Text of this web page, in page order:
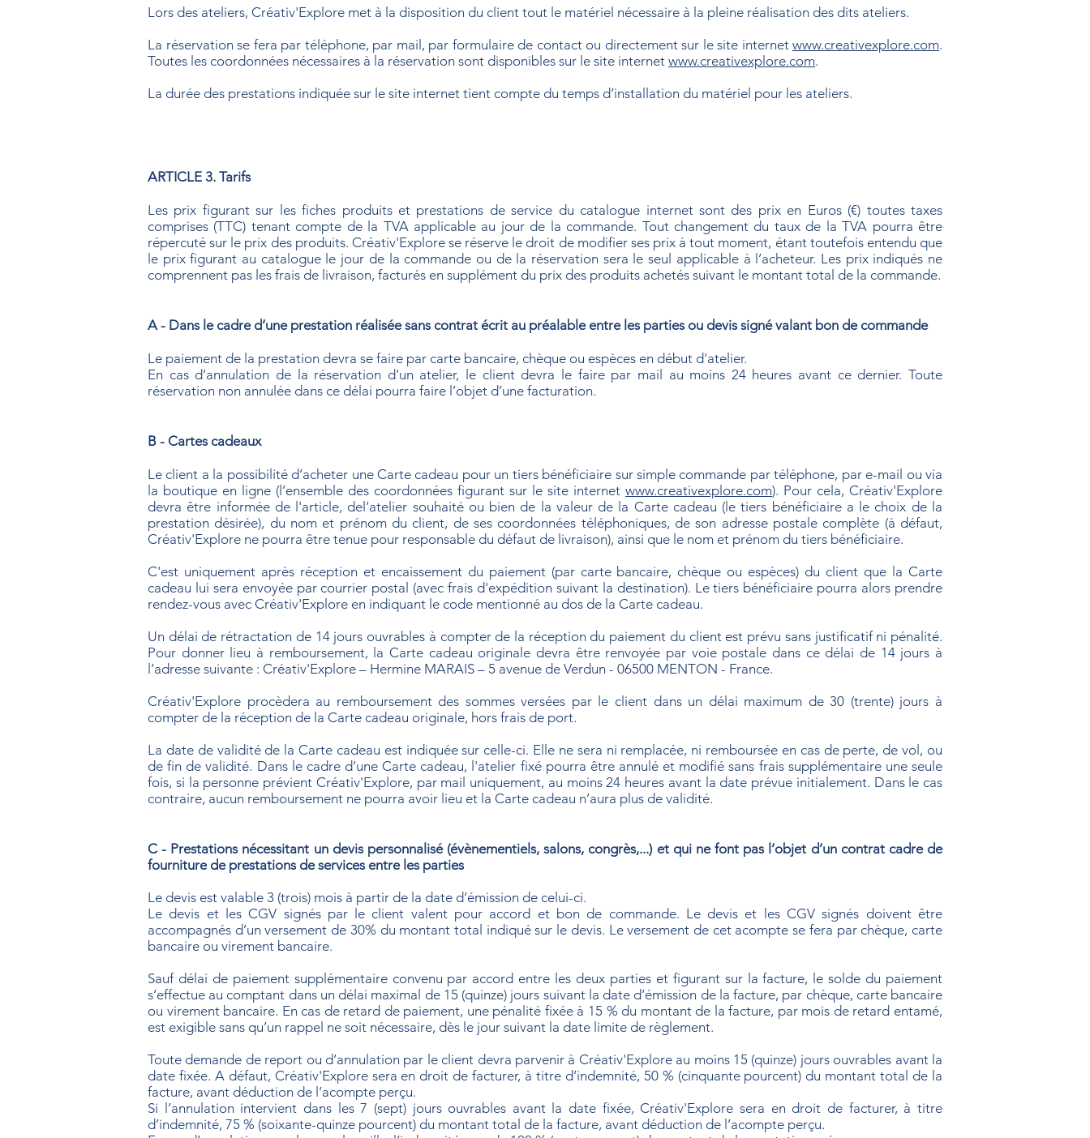
Lors des ateliers, Créativ'Explore met à la disposition du client tout le matériel nécessaire à la pleine réalisation des dits ateliers.
La réservation se fera par téléphone, par mail, par formulaire de contact ou directement sur le site internet www.creativexplore.com.
Toutes les coordonnées nécessaires à la réservation sont disponibles sur le site internet www.creativexplore.com.
La durée des prestations indiquée sur le site internet tient compte du temps d’installation du matériel pour les ateliers.
​ARTICLE 3. Tarifs
Les prix figurant sur les fiches produits et prestations de service du catalogue internet sont des prix en Euros (€) toutes taxes
comprises (TTC) tenant compte de la TVA applicable au jour de la commande. Tout changement du taux de la TVA pourra être
répercuté sur le prix des produits. Créativ'Explore se réserve le droit de modifier ses prix à tout moment, étant toutefois entendu que
le prix figurant au catalogue le jour de la commande ou de la réservation sera le seul applicable à l’acheteur. Les prix indiqués ne
comprennent pas les frais de livraison, facturés en supplément du prix des produits achetés suivant le montant total de la commande.
A - Dans le cadre d’une prestation réalisée sans contrat écrit au préalable entre les parties ou devis signé valant bon de commande
Le paiement de la prestation devra se faire par carte bancaire, chèque ou espèces en début d'atelier.
En cas d’annulation de la réservation d'un atelier, le client devra le faire par mail au moins 24 heures avant ce dernier. Toute
réservation non annulée dans ce délai pourra faire l’objet d’une facturation.
B - Cartes cadeaux
Le client a la possibilité d’acheter une Carte cadeau pour un tiers bénéficiaire sur simple commande par téléphone, par e-mail ou via
la boutique en ligne (l’ensemble des coordonnées figurant sur le site internet www.creativexplore.com). Pour cela, Créativ'Explore
devra être informée de l'article, del’atelier souhaité ou bien de la valeur de la Carte cadeau (le tiers bénéficiaire a le choix de la
prestation désirée), du nom et prénom du client, de ses coordonnées téléphoniques, de son adresse postale complète (à défaut,
Créativ'Explore ne pourra être tenue pour responsable du défaut de livraison), ainsi que le nom et prénom du tiers bénéficiaire.
C'est uniquement après réception et encaissement du paiement (par carte bancaire, chèque ou espèces) du client que la Carte
cadeau lui sera envoyée par courrier postal (avec frais d'expédition suivant la destination). Le tiers bénéficiaire pourra alors prendre
rendez-vous avec Créativ'Explore en indiquant le code mentionné au dos de la Carte cadeau.
Un délai de rétractation de 14 jours ouvrables à compter de la réception du paiement du client est prévu sans justificatif ni pénalité.
Pour donner lieu à remboursement, la Carte cadeau originale devra être renvoyée par voie postale dans ce délai de 14 jours à
l’adresse suivante : Créativ'Explore – Hermine MARAIS – 5 avenue de Verdun - 06500 MENTON - France.
Créativ'Explore procèdera au remboursement des sommes versées par le client dans un délai maximum de 30 (trente) jours à
compter de la réception de la Carte cadeau originale, hors frais de port.
La date de validité de la Carte cadeau est indiquée sur celle-ci. Elle ne sera ni remplacée, ni remboursée en cas de perte, de vol, ou
de fin de validité. Dans le cadre d’une Carte cadeau, l'atelier fixé pourra être annulé et modifié sans frais supplémentaire une seule
fois, si la personne prévient Créativ'Explore, par mail uniquement, au moins 24 heures avant la date prévue initialement. Dans le cas
contraire, aucun remboursement ne pourra avoir lieu et la Carte cadeau n’aura plus de validité.
C - Prestations nécessitant un devis personnalisé (évènementiels, salons, congrès,...) et qui ne font pas l’objet d’un contrat cadre de
fourniture de prestations de services entre les parties
Le devis est valable 3 (trois) mois à partir de la date d’émission de celui-ci.
Le devis et les CGV signés par le client valent pour accord et bon de commande. Le devis et les CGV signés doivent être
accompagnés d’un versement de 30% du montant total indiqué sur le devis. Le versement de cet acompte se fera par chèque, carte
bancaire ou virement bancaire.
Sauf délai de paiement supplémentaire convenu par accord entre les deux parties et figurant sur la facture, le solde du paiement
s’effectue au comptant dans un délai maximal de 15 (quinze) jours suivant la date d’émission de la facture, par chèque, carte bancaire
ou virement bancaire. En cas de retard de paiement, une pénalité fixée à 15 % du montant de la facture, par mois de retard entamé,
est exigible sans qu’un rappel ne soit nécessaire, dès le jour suivant la date limite de règlement.
Toute demande de report ou d’annulation par le client devra parvenir à Créativ'Explore au moins 15 (quinze) jours ouvrables avant la
date fixée. A défaut, Créativ'Explore sera en droit de facturer, à titre d’indemnité, 50 % (cinquante pourcent) du montant total de la
facture, avant déduction de l’acompte perçu.
Si l’annulation intervient dans les 7 (sept) jours ouvrables avant la date fixée, Créativ'Explore sera en droit de facturer, à titre
d’indemnité, 75 % (soixante-quinze pourcent) du montant total de la facture, avant déduction de l’acompte perçu.